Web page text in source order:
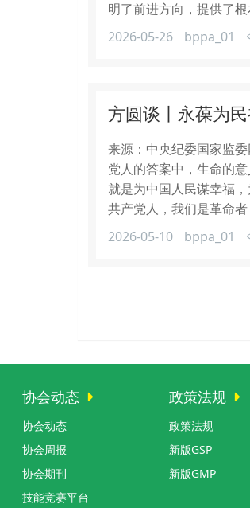
明了前进方向，提供了
2026-05-26
bppa_01
方圆谈丨永葆为
来源：中央纪委国家监
党人的答案中，生命的
就是为中国人民谋幸福
共产党人，我们是革命
2026-05-10
bppa_01
协会动态
协会动态
协会周报
协会期刊
技能竞赛平台
政策法规
政策法规
新版GSP
新版GMP